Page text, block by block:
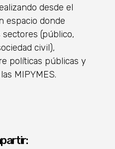
desde el
espacio donde
(público,
civil),
políticas públicas y
MIPYMES.